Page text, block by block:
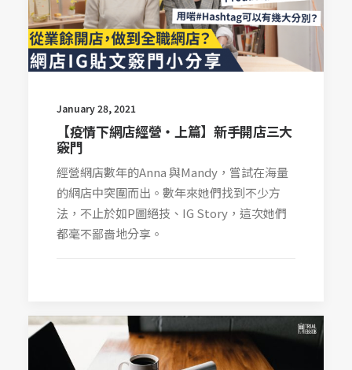
January 28, 2021
【疫情下網店經營‧上篇】新手開店三大
竅門
經營網店數年的Anna 與Mandy，嘗試在海量
的網店中突圍而出。數年來她們找到不少方
法，不止於如P圖絕技、IG Story，這次她們
都毫不鄙嗇地分享。